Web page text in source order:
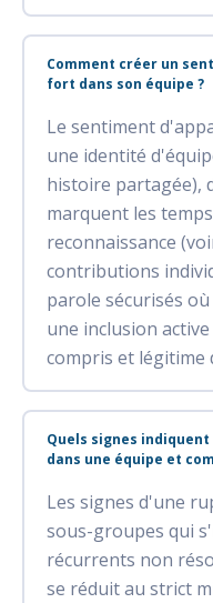
Comment créer un
fort dans son équipe ?
Le sentiment
une identité
histoire partagée),
marquent les
reconnaissance
contributions
parole sécurisés
une inclusion
compris et légitime
Quels signes
dans une équipe et
Les signes d'une
sous-groupes qui
récurrents non
se réduit au strict